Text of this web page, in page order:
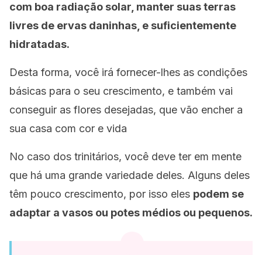
com boa radiação solar, manter suas terras
livres de ervas daninhas, e suficientemente
hidratadas.
Desta forma, você irá fornecer-lhes as condições
básicas para o seu crescimento, e também vai
conseguir as flores desejadas, que vão encher a
sua casa com cor e vida
No caso dos trinitários, você deve ter em mente
que há uma grande variedade deles. Alguns deles
têm pouco crescimento, por isso eles podem se
adaptar a vasos ou potes médios ou pequenos.